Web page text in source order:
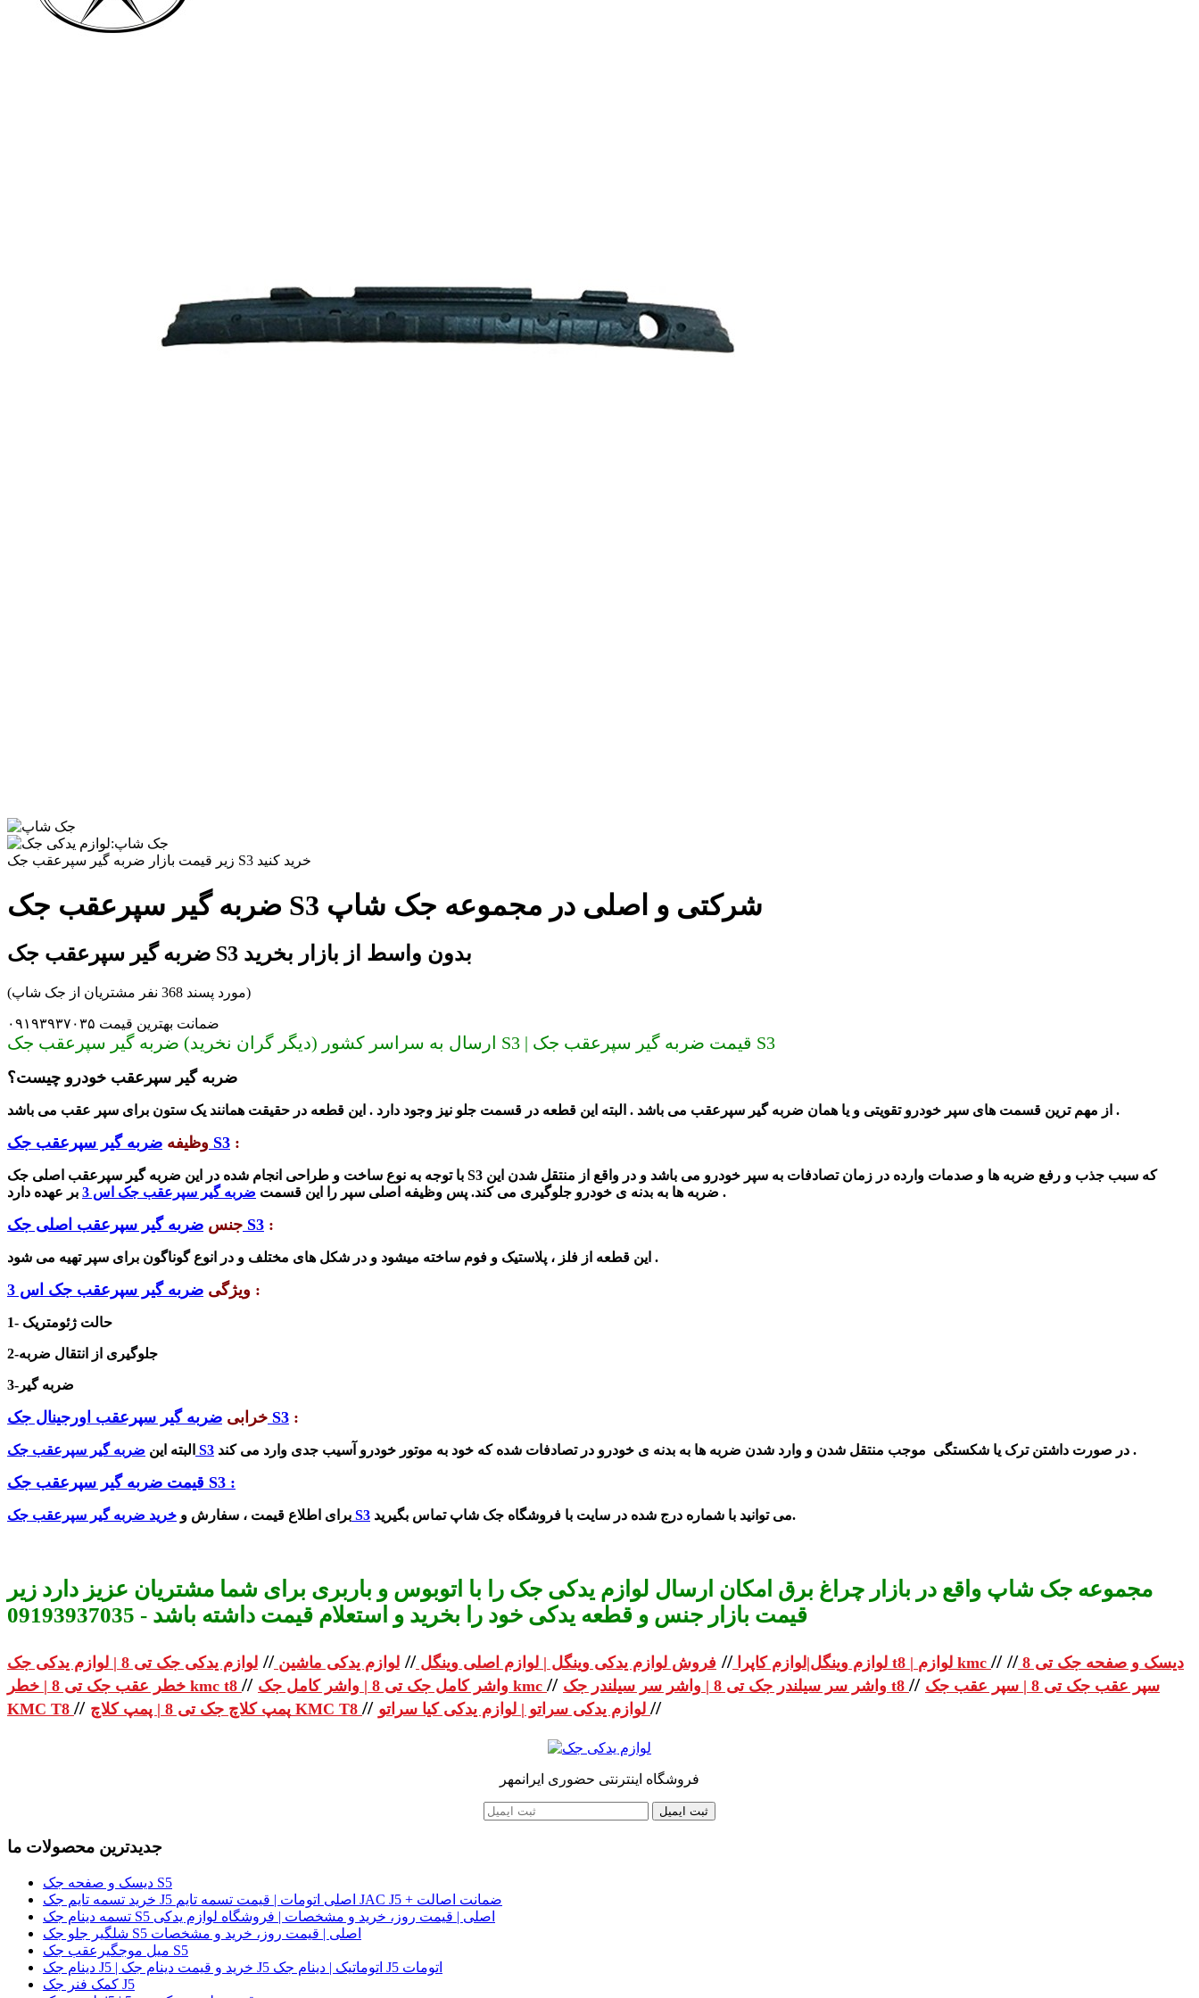
زیر قیمت بازار ضربه گیر سپرعقب جک S3 خرید کنید
ضربه گیر سپرعقب جک S3 شرکتی و اصلی در مجموعه جک شاپ
ضربه گیر سپرعقب جک S3 بدون واسط از بازار بخرید
(مورد پسند 368 نفر مشتریان از جک شاپ)
ضمانت بهترین قیمت ۰۹۱۹۳۹۳۷۰۳۵
ارسال به سراسر کشور (دیگر گران نخرید) ضربه گیر سپرعقب جک S3 | قیمت ضربه گیر سپرعقب جک S3
ضربه گیر سپرعقب خودرو چیست؟
از مهم ترین قسمت های سپر خودرو تقویتی و یا همان ضربه گیر سپرعقب می باشد . البته این قطعه در قسمت جلو نیز وجود دارد . این قطعه در حقیقت همانند یک ستون برای سپر عقب می باشد .
وظیفه ضربه گیر سپرعقب جک S3 :
با توجه به نوع ساخت و طراحی انجام شده در این ضربه گیر سپرعقب اصلی جک S3 که سبب جذب و رفع ضربه ها و صدمات وارده در زمان تصادفات به سپر خودرو می باشد و در واقع از منتقل شدن این
ضربه ها به بدنه ی خودرو جلوگیری می کند. پس وظیفه اصلی سپر را این قسمت ضربه گیر سپرعقب جک اس 3 بر عهده دارد .
جنس ضربه گیر سپرعقب اصلی جک S3 :
این قطعه از فلز ، پلاستیک و فوم ساخته میشود و در شکل های مختلف و در انوع گوناگون برای سپر تهیه می شود .
ویژگی ضربه گیر سپرعقب جک اس 3 :
2-جلوگیری از انتقال ضربه
3-ضربه گیر
خرابی ضربه گیر سپرعقب اورجینال جک S3 :
البته این ضربه گیر سپرعقب جک S3 در صورت داشتن ترک یا شکستگی موجب منتقل شدن و وارد شدن ضربه ها به بدنه ی خودرو در تصادفات شده که خود به موتور خودرو آسیب جدی وارد می کند .
قیمت ضربه گیر سپرعقب جک S3 :
برای اطلاع قیمت ، سفارش و خرید ضربه گیر سپرعقب جک S3 می توانید با شماره درج شده در سایت با فروشگاه جک شاپ تماس بگیرید.
مجموعه جک شاپ واقع در بازار چراغ برق امکان ارسال لوازم یدکی جک را با اتوبوس و باربری برای شما مشتریان عزیز دارد زیر
قیمت بازار جنس و قطعه یدکی خود را بخرید و استعلام قیمت داشته باشد - 09193937035
لوازم وینگل|لوازم کاپرا // فروش لوازم یدکی وینگل | لوازم اصلی وینگل // لوازم یدکی ماشین // لوازم یدکی جک تی 8 | لوازم یدکی جک t8 | لوازم kmc // دیسک و صفحه جک تی 8 //
خطر عقب جک تی 8 | خطر kmc t8 // واشر کامل جک تی 8 | واشر کامل جک kmc // واشر سر سیلندر جک تی 8 | واشر سر سیلندر جک t8 // سپر عقب جک تی 8 | سپر عقب جک
KMC T8 // پمپ کلاچ جک تی 8 | پمپ کلاچ KMC T8 // //
فروشگاه اینترنتی حضوری ایرانمهر
ثبت ایمیل
جدیدترین محصولات ما
دیسک و صفحه جک S5
خرید تسمه تایم جک J5 اصلی اتومات | قیمت تسمه تایم JAC J5 + ضمانت اصالت
تسمه دینام جک S5 اصلی | قیمت روز، خرید و مشخصات | فروشگاه لوازم یدکی
شلگیر جلو جک S5 اصلی | قیمت روز، خرید و مشخصات
میل موجگیرعقب جک S5
دینام جک J5 | خرید و قیمت دینام جک J5 اتوماتیک | دینام جک J5 اتومات
کمک فنر جک J5